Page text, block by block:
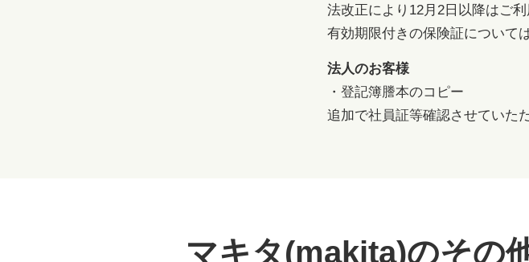
法改正により12月2日以降はご
有効期限付きの保険証について
法人のお客様
・登記簿謄本のコピー
追加で社員証等確認させていた
マキタ(makita)のその